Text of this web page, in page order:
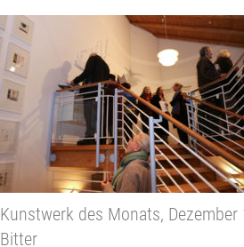
Kunstwerk des Monats, Dezember
Bitter